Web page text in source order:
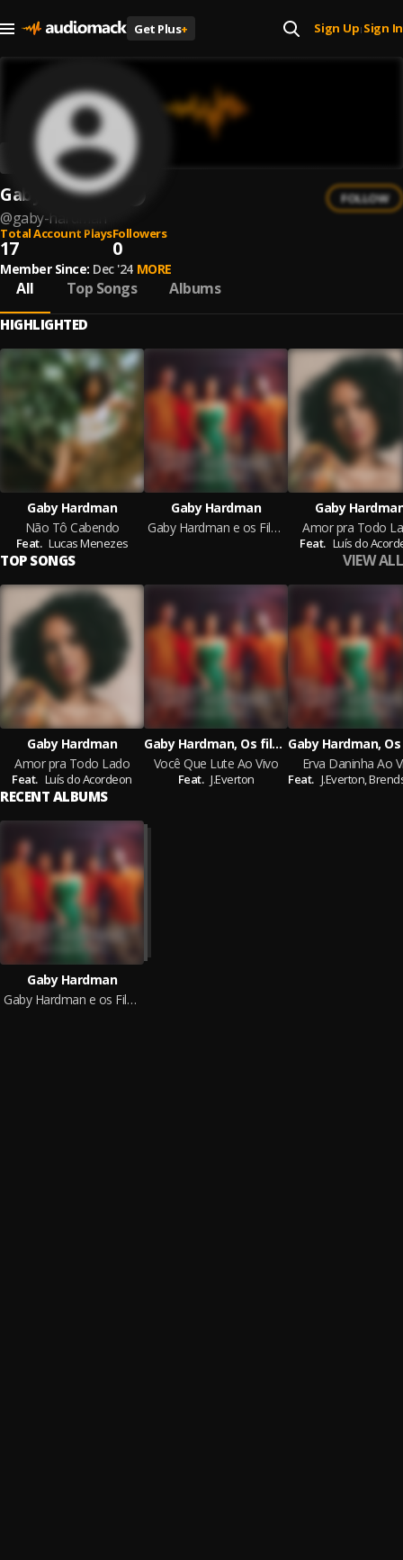
Get Plus+ Sign Up| Sign In
Gaby Hardman
@gaby-hardman
FOLLOW
Total Account Plays
17
Followers
0
Member Since: Dec '24 MORE
All Top Songs Albums
HIGHLIGHTED
Gaby Hardman
Não Tô Cabendo
Feat. Lucas Menezes
Gaby Hardman
Gaby Hardman e os Filhos de Capitu - Clan Sessions Ao Vivo
Gaby
Amor pra Todo
Feat. Luís do
TOP SONGS VIEW ALL
Gaby Hardman
Amor pra Todo Lado
Feat. Luís do Acordeon
Gaby Hardman, Os filhos de Capitu
Você Que Lute Ao Vivo
Feat. J.Everton
Erva Daninha Ao
Feat. J.Everton,Brendson
RECENT ALBUMS
Gaby Hardman
Gaby Hardman e os Filhos de Capitu - Clan Sessions Ao Vivo